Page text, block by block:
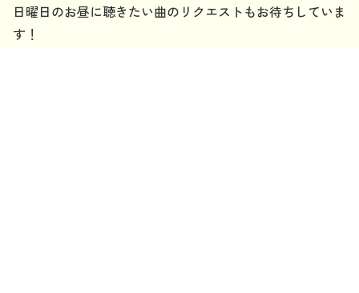
日曜日のお昼に聴きたい曲のリクエストもお待ちしていま
す！